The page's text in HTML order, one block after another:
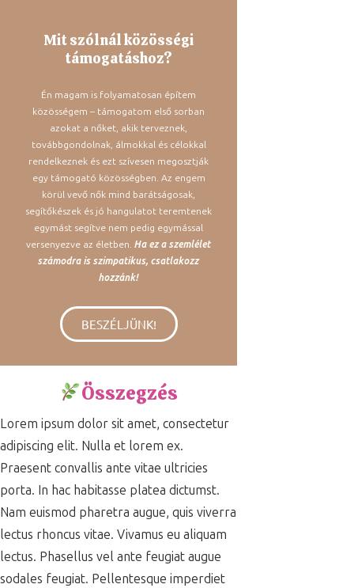
Mit szólnál közösségi
támogatáshoz?
Én magam is folyamatosan építem
közösségem – támogatom első sorban
azokat a nőket, akik terveznek,
továbbgondolnak, álmokkal és célokkal
rendelkeznek és ezt szívesen megosztják
egy támogató közösségben. Az engem
körül vevő nők mind barátságosak,
segítőkészek és jó hangulatot teremtenek
egymást segítve nem pedig egymással
versenyezve az életben. Ha ez a szemlélet
számodra is szimpatikus, csatlakozz
hozzánk!
BESZÉLJÜNK!
Összegzés
Lorem ipsum dolor sit amet, consectetur
adipiscing elit. Nulla et lorem ex.
Praesent convallis ante vitae ultricies
porta. In hac habitasse platea dictumst.
Nam euismod pharetra augue, quis viverra
lectus rhoncus vitae. Vivamus eu aliquam
lectus. Phasellus vel ante feugiat augue
sodales feugiat. Pellentesque imperdiet